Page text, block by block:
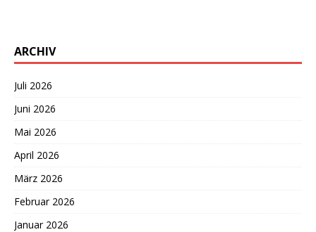
ARCHIV
Juli 2026
Juni 2026
Mai 2026
April 2026
März 2026
Februar 2026
Januar 2026